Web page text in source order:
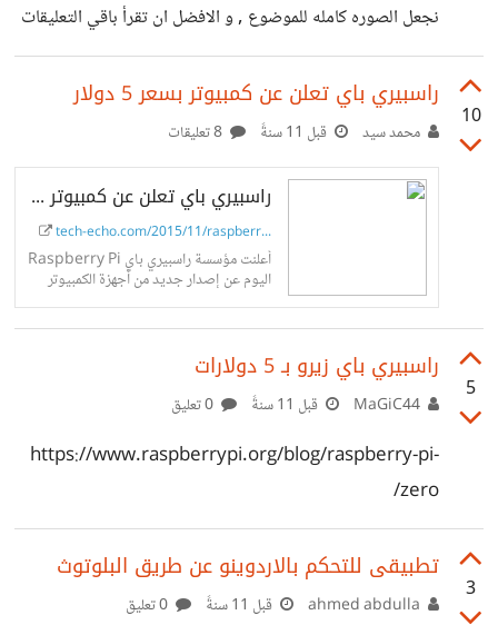
نجعل الصوره كامله للموضوع , و الافضل ان تقرأ باقي التعليقات
لكي لايحدث تكرار . * هناك خمسة اقسام رئيسية ( حسب رأيي )
أ- برامج الحاسوب ب - شبكة الانترنت ج-شبكات الاتصالات د-
الرئيسية في تكوين و تشغيل الحاسوب و الشبكات و الاجهزه
///////////////////////////////////////////////////////////////
///////////// أ- برامج الحاسوب : 1-تحليل و معالجة الصور : كأن
تكون image processing , graphic design .... 2-قواعد
البيانات .
10
راسبيري باي تعلن عن كمبيوتر بسعر 5 دولار
محمد سيد قبل 11 سنةً
راسبيري باي تعلن عن كمبيوتر بسعر 5 دولار - صدى التقنية
tech-echo.com/2015/11/raspberr...
أعلنت مؤسسة راسبيري باي Raspberry Pi
اليوم عن إصدار جديد من أجهزة الكمبيوتر
5
راسبيري باي زيرو بـ 5 دولارات
قبل 11 سنةً
https://www.raspberrypi.org/blog/raspberry-pi-
zero/
3
تطبيقى للتحكم بالاردوينو عن طريق البلوتوث
قبل 11 سنةً